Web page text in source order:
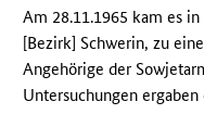
Am 28.11.1965 kam es
[Bezirk] Schwerin, zu
Angehörige der
Untersuchungen ergaben